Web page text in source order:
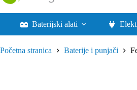
Baterijski alati
Početna stranica Baterije i punjači